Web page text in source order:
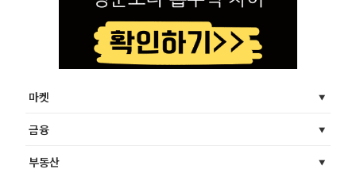
마켓
금융
부동산